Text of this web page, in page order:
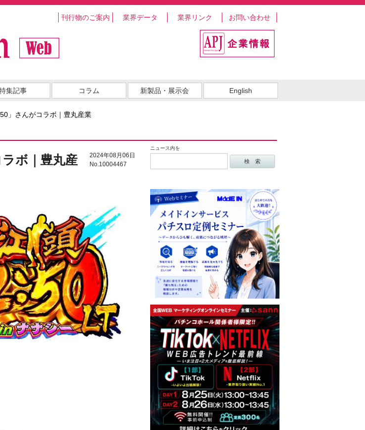
刊行物のご案内 業界データ 業界リンク お問い合わせ
集記事 コラム 新製品・展示会 English
」さんがコラボ｜豊丸産業
ニュース内を
2024年08月06日
No.10004467
ボ｜豊丸産